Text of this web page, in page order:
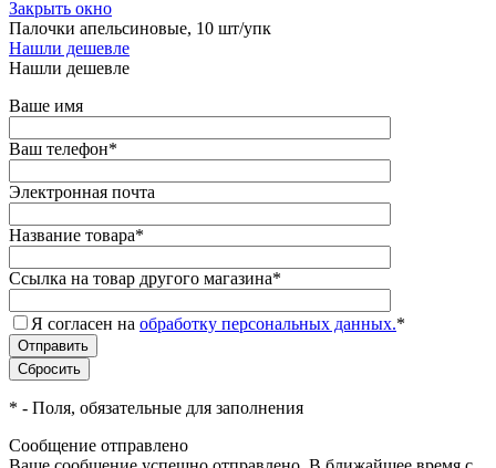
Закрыть окно
Палочки апельсиновые, 10 шт/упк
Нашли дешевле
Нашли дешевле
Ваше имя
Ваш телефон*
Электронная почта
Название товара*
Ссылка на товар другого магазина*
Я согласен на обработку персональных данных.*
* - Поля, обязательные для заполнения
Сообщение отправлено